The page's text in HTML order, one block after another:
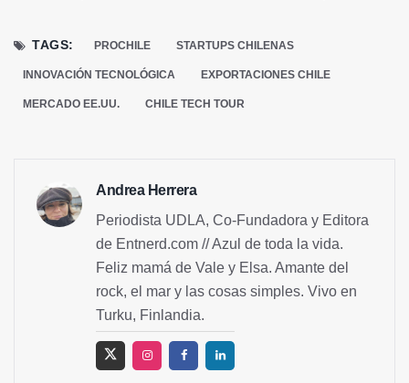
TAGS: PROCHILE STARTUPS CHILENAS
INNOVACIÓN TECNOLÓGICA EXPORTACIONES CHILE
MERCADO EE.UU. CHILE TECH TOUR
Andrea Herrera
Periodista UDLA, Co-Fundadora y Editora
de Entnerd.com // Azul de toda la vida.
Feliz mamá de Vale y Elsa. Amante del
rock, el mar y las cosas simples. Vivo en
Turku, Finlandia.